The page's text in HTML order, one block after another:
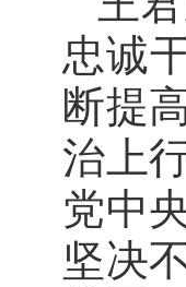
忠诚
断提
治上
党中
坚决